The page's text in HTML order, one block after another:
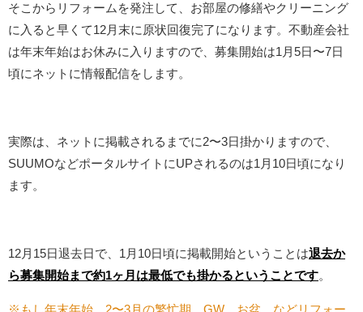
そこからリフォームを発注して、お部屋の修繕やクリーニング
に入ると早くて12月末に原状回復完了になります。不動産会社
は年末年始はお休みに入りますので、募集開始は1月5日〜7日
頃にネットに情報配信をします。
実際は、ネットに掲載されるまでに2〜3日掛かりますので、
SUUMOなどポータルサイトにUPされるのは1月10日頃になり
ます。
12月15日退去日で、1月10日頃に掲載開始ということは退去か
ら募集開始まで約1ヶ月は最低でも掛かるということです
※もし年末年始、2〜3月の繁忙期、GW、お盆、などリフォー